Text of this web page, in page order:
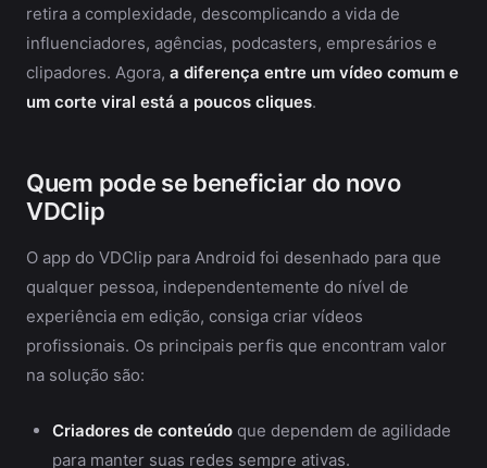
retira a complexidade, descomplicando a vida de
influenciadores, agências, podcasters, empresários e
clipadores. Agora, a diferença entre um vídeo comum e
um corte viral está a poucos cliques.
Quem pode se beneficiar do novo
VDClip
O app do VDClip para Android foi desenhado para que
qualquer pessoa, independentemente do nível de
experiência em edição, consiga criar vídeos
profissionais. Os principais perfis que encontram valor
na solução são:
Criadores de conteúdo que dependem de agilidade
para manter suas redes sempre ativas.